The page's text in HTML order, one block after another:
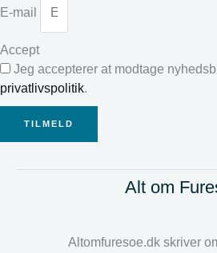
E-mail
Accept
Jeg accepterer at modtage
privatlivspolitik.
TILMELD
Alt om
Altomfuresoe.dk skriver